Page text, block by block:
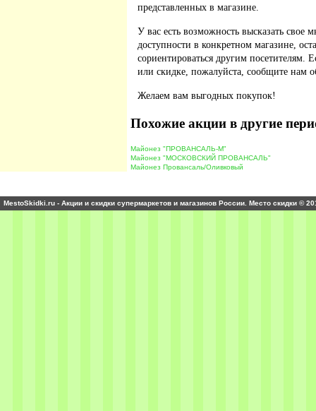
представленных в магазине.
У вас есть возможность высказать свое
доступности в конкретном магазине,
сориентироваться другим
или скидке, пожалуйста, сообщите нам
Желаем вам выгодных покупок!
Похожие акции в другие
Майонез "ПРОВАНСАЛЬ-М"
Майонез "МОСКОВСКИЙ ПРОВАНСАЛЬ"
Майонез Провансаль/Оливковый
MestoSkidki.ru - Акции и скидки супермаркетов и магазинов России. Место скидки ©